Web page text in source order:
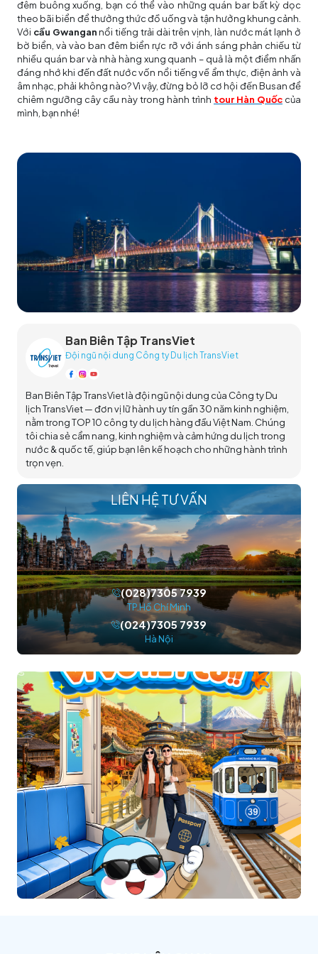
đêm buông xuống, bạn có thể vào những quán bar bất kỳ dọc
theo bãi biển để thưởng thức đồ uống và tận hưởng khung cảnh.
Với cầu Gwangannổi tiếng trải dài trên vịnh, làn nước mát lạnh ở
bờ biển, và vào ban đêm biển rực rỡ với ánh sáng phản chiếu từ
nhiều quán bar và nhà hàng xung quanh – quả là một điểm nhấn
đáng nhớ khi đến đất nước vốn nổi tiếng về ẩm thực, điện ảnh và
âm nhạc, phải không nào? Vì vậy, đừng bỏ lỡ cơ hội đến Busan để
chiêm ngưỡng cây cầu này trong hành trình tour Hàn Quốc của
mình, bạn nhé!
Ban Biên Tập TransViet
Đội ngũ nội dung Công ty Du lịch TransViet
Ban Biên Tập TransViet là đội ngũ nội dung của Công ty Du
lịch TransViet — đơn vị lữ hành uy tín gần 30 năm kinh nghiệm,
nằm trong TOP 10 công ty du lịch hàng đầu Việt Nam. Chúng
tôi chia sẻ cẩm nang, kinh nghiệm và cảm hứng du lịch trong
nước & quốc tế, giúp bạn lên kế hoạch cho những hành trình
trọn vẹn.
LIÊN HỆ TƯ VẤN
(028)7305 7939
TP.Hồ Chí Minh
(024)7305 7939
Hà Nội